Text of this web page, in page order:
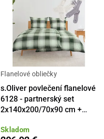
Flanelové obliečky
s.Oliver povlečení flanelové
6128 - partnerský set
2x140x200/70x90 cm +
Skladom